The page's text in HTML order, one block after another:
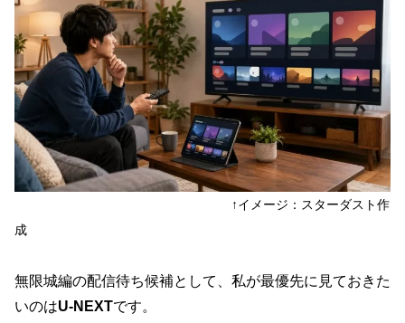
↑イメージ：スターダスト作
成
無限城編の配信待ち候補として、私が最優先に見ておきた
いのはU-NEXTです。